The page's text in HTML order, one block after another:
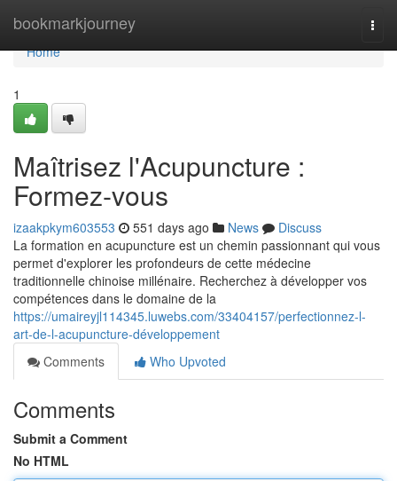
bookmarkjourney
Home
Home
1
Maîtrisez l'Acupuncture :
Formez-vous
izaakpkym603553 551 days ago News
Discuss
La formation en acupuncture est un chemin passionnant qui vous
permet d'explorer les profondeurs de cette médecine
traditionnelle chinoise millénaire. Recherchez à développer vos
compétences dans le domaine de la
https://umaireyjl114345.luwebs.com/33404157/perfectionnez-l-
art-de-l-acupuncture-développement
Comments
Who Upvoted
Comments
Submit a Comment
No HTML